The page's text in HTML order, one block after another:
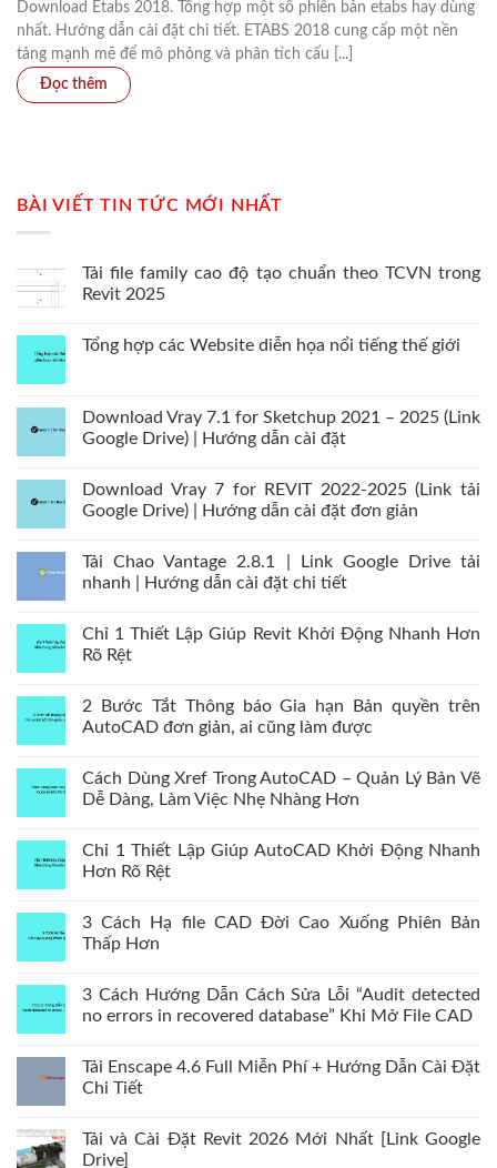
Download Etabs 2018. Tổng hợp một số phiên bản etabs hay dùng
nhất. Hướng dẫn cài đặt chi tiết. ETABS 2018 cung cấp một nền
tảng mạnh mẽ để mô phỏng và phân tích cấu [...]
BÀI VIẾT TIN TỨC MỚI NHẤT
Tải file family cao độ tạo chuẩn theo TCVN trong
Revit 2025
Tổng hợp các Website diễn họa nổi tiếng thế giới
Download Vray 7.1 for Sketchup 2021 – 2025 (Link
Google Drive) | Hướng dẫn cài đặt
Download Vray 7 for REVIT 2022-2025 (Link tải
Google Drive) | Hướng dẫn cài đặt đơn giản
Tải Chao Vantage 2.8.1 | Link Google Drive tải
nhanh | Hướng dẫn cài đặt chi tiết
Chỉ 1 Thiết Lập Giúp Revit Khởi Động Nhanh Hơn
Rõ Rệt
2 Bước Tắt Thông báo Gia hạn Bản quyền trên
AutoCAD đơn giản, ai cũng làm được
Cách Dùng Xref Trong AutoCAD – Quản Lý Bản Vẽ
Dễ Dàng, Làm Việc Nhẹ Nhàng Hơn
Chỉ 1 Thiết Lập Giúp AutoCAD Khởi Động Nhanh
Hơn Rõ Rệt
3 Cách Hạ file CAD Đời Cao Xuống Phiên Bản
Thấp Hơn
3 Cách Hướng Dẫn Cách Sửa Lỗi “Audit detected
no errors in recovered database” Khi Mở File CAD
Tải Enscape 4.6 Full Miễn Phí + Hướng Dẫn Cài Đặt
Chi Tiết
Tải và Cài Đặt Revit 2026 Mới Nhất [Link Google
Drive]